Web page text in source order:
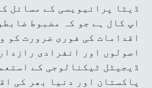
ڈیٹا پرائیویسی کے مسائل
اپ کال ہے جو کہ مضبوط
اقدامات کی فوری ضرورت کو
اصولوں اور انفرادی
ڈیجیٹل ٹیکنالوجی کے
پاکستان اور دنیا بھر کی